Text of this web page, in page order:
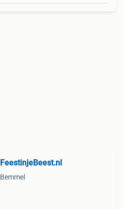
FeestinjeBeest.nl
Bemmel